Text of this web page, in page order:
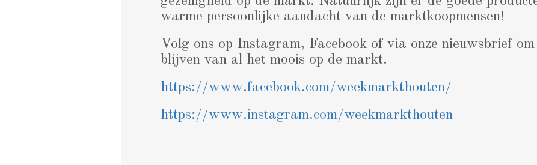
warme persoonlijke aandacht van de marktkoopmensen!
Volg ons op Instagram, Facebook of via onze nieuwsbrief
blijven van al het moois op de markt.
https://www.facebook.com/weekmarkthouten/
https://www.instagram.com/weekmarkthouten